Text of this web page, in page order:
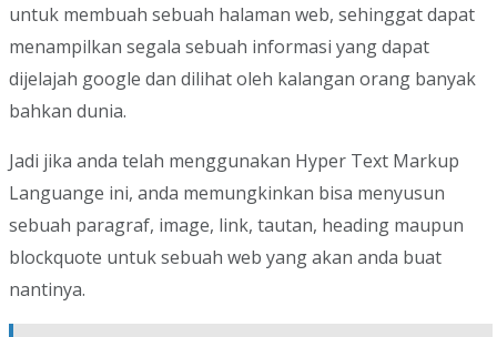
untuk membuah sebuah halaman web, sehinggat dapat
menampilkan segala sebuah informasi yang dapat
dijelajah google dan dilihat oleh kalangan orang banyak
bahkan dunia.
Jadi jika anda telah menggunakan Hyper Text Markup
Languange ini, anda memungkinkan bisa menyusun
sebuah paragraf, image, link, tautan, heading maupun
blockquote untuk sebuah web yang akan anda buat
nantinya.